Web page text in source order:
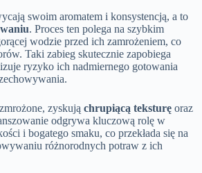
swoim aromatem i konsystencją, a to
. Proces ten polega na szybkim
wodzie przed ich zamrożeniem, co
Taki zabieg skutecznie zapobiega
ryzyko ich nadmiernego gotowania
zyskują chrupiącą teksturę oraz
odgrywa kluczową rolę w
i bogatego smaku, co przekłada się na
różnorodnych potraw z ich